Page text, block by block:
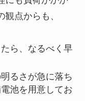
点からも、
ら、なるべく早
るさが急に落ち
池を用意してお